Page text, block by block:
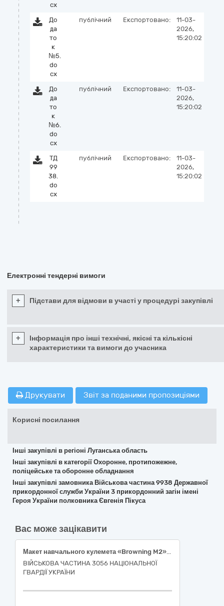
cx
До
да
то
к
№5.
do
cx
публічний Експортовано:
11-03-
2026,
15:20:02
До
да
то
к
№6.
do
cx
публічний Експортовано:
11-03-
2026,
15:20:02
ТД
99
38.
do
cx
публічний Експортовано:
11-03-
2026,
15:20:02
Електронні тендерні вимоги
+ Підстави для відмови в участі у процедурі закупівлі
+
Інформація про інші технічні, якісні та кількісні
характеристики та вимоги до учасника
Друкувати Звіт за поданими пропозиціями
Корисні посилання
Інші закупівлі в регіоні Луганська область
Інші закупівлі в категорії Охоронне, протипожежне,
поліцейське та оборонне обладнання
Інші закупівлі замовника Військова частина 9938 Державної
прикордонної служби України 3 прикордонний загін імені
Героя України полковника Євгенія Пікуса
Вас може зацікавити
Макет навчального кулемета «Browning M2» з стійкою (туреллю) до тренажерного комплексу Тренажер Т1 МВГ ППО «Кулемет Browning M2 » мобільного типу
ВІЙСЬКОВА ЧАСТИНА 3056 НАЦІОНАЛЬНОЇ
ГВАРДІЇ УКРАЇНИ